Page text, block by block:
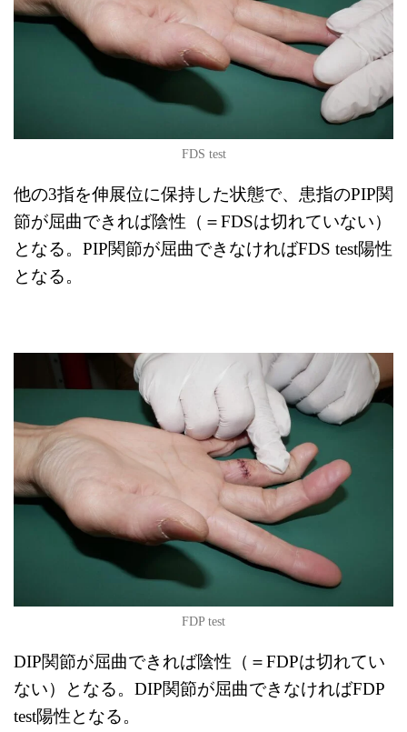
FDS test
他の3指を伸展位に保持した状態で、患指のPIP関
節が屈曲できれば陰性（＝FDSは切れていない）
となる。PIP関節が屈曲できなければFDS test陽性
となる。
FDP test
DIP関節が屈曲できれば陰性（＝FDPは切れてい
ない）となる。DIP関節が屈曲できなければFDP
test陽性となる。